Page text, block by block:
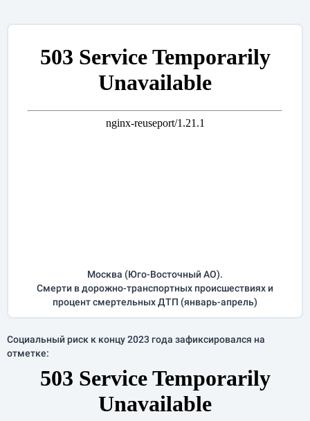
Москва (Юго-Восточный АО).
Смерти в дорожно-транспортных происшествиях и
процент смертельных ДТП (январь-апрель)
Социальный риск к концу 2023 года зафиксировался на
отметке: